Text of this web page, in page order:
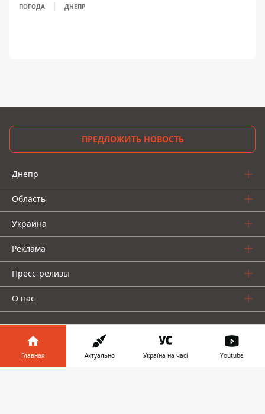
ПОГОДА ДНЕПР
ПРЕДЛОЖИТЬ НОВОСТЬ
Днепр
Область
Украина
Реклама
Пресс-релизы
О нас
Главная Актуально Україна на часі Youtube